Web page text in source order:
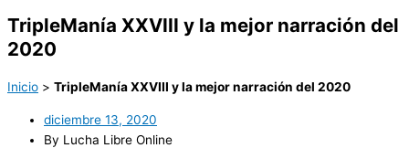
TripleManía XXVIII y la mejor narración del
2020
Inicio > TripleManía XXVIII y la mejor narración del 2020
diciembre 13, 2020
By Lucha Libre Online